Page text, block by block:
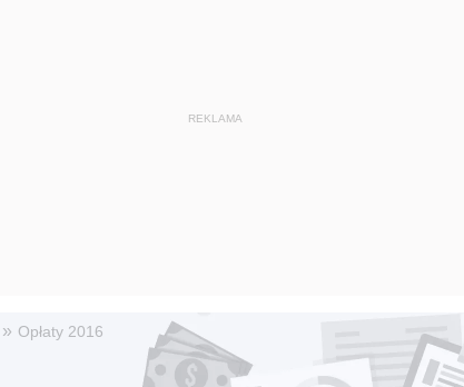
» Opłaty 2016